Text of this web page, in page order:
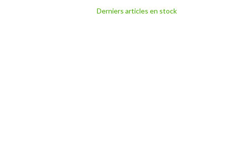
Derniers articles en stock